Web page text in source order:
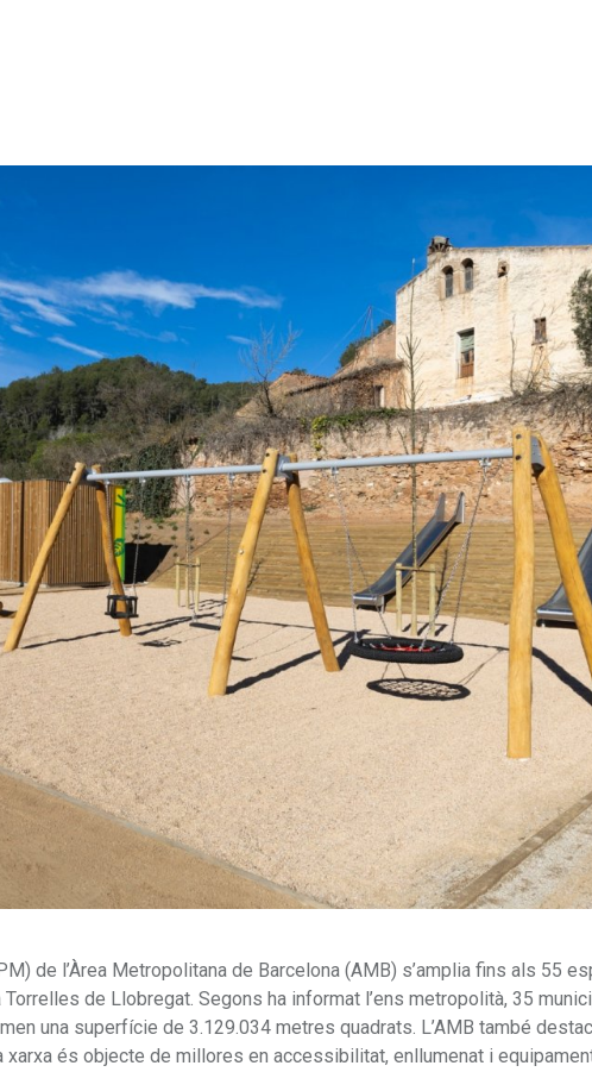
de l’Àrea Metropolitana de Barcelona (AMB) s’amplia fins als 55
Torrelles de Llobregat. Segons ha informat l’ens metropolità, 35
una superfície de 3.129.034 metres quadrats. L’AMB també
xarxa és objecte de millores en accessibilitat, enllumenat i